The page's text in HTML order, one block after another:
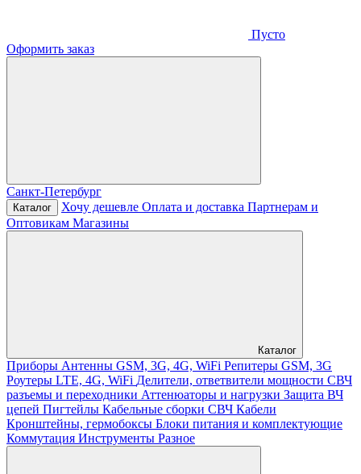
Пусто
Оформить заказ
Санкт-Петербург
Каталог Хочу дешевле Оплата и доставка Партнерам и
Оптовикам Магазины
Каталог
Приборы Антенны GSM, 3G, 4G, WiFi Репитеры GSM, 3G
Роутеры LTE, 4G, WiFi Делители, ответвители мощности СВЧ
разъемы и переходники Аттенюаторы и нагрузки Защита ВЧ
цепей Пигтейлы Кабельные сборки СВЧ Кабели
Кронштейны, гермобоксы Блоки питания и комплектующие
Коммутация Инструменты Разное